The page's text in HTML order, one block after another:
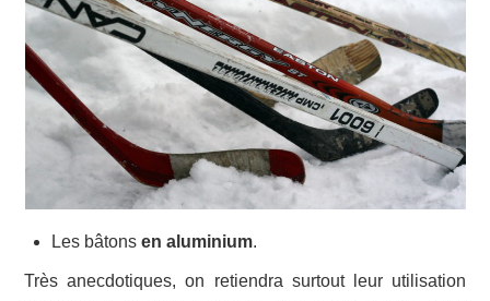
Les bâtonsen aluminium.
Très anecdotiques, on retiendra surtout leur utilisation